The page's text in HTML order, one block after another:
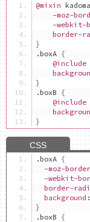
@mixin
-moz-
-webkit-
border-
}
. boxA {
@include
}
. boxB {
@include
}
. boxA {
-moz-
-webkit-
border-
background :
}
. boxB {